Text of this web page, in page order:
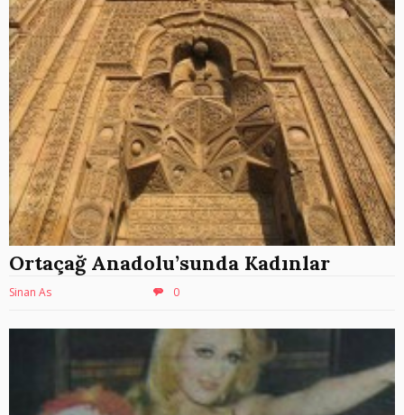
Ortaçağ Anadolu’sunda Kadınlar
Sinan As 0